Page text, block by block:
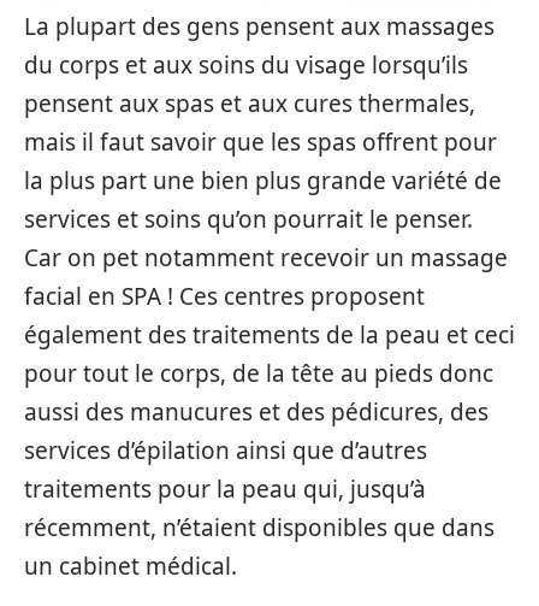
La plupart des gens pensent aux massages
du corps et aux soins du visage lorsqu’ils
pensent aux spas et aux cures thermales,
mais il faut savoir que les spas offrent pour
la plus part une bien plus grande variété de
services et soins qu’on pourrait le penser.
Car on pet notamment recevoir un massage
facial en SPA ! Ces centres proposent
également des traitements de la peau et ceci
pour tout le corps, de la tête au pieds donc
aussi des manucures et des pédicures, des
services d’épilation ainsi que d’autres
traitements pour la peau qui, jusqu’à
récemment, n’étaient disponibles que dans
un cabinet médical.